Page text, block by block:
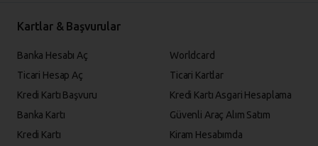
Kartlar & Başvurular
Banka Hesabı Aç
Ticari Hesap Aç
Kredi Kartı Başvuru
Banka Kartı
Kredi Kartı
Worldcard
Ticari Kartlar
Kredi Kartı Asgari Hesaplama
Güvenli Araç Alım Satım
Kiram Hesabımda